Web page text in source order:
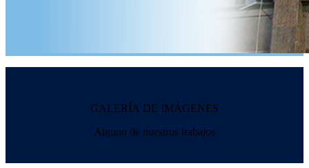
GALERÍA DE IMÁGENES
Alguno de nuestros trabajos